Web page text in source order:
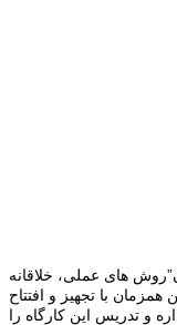
باعنوان”روش های عملی، خلاقانه
با تجهیز و افتتاح
و تدریس این کارگاه را